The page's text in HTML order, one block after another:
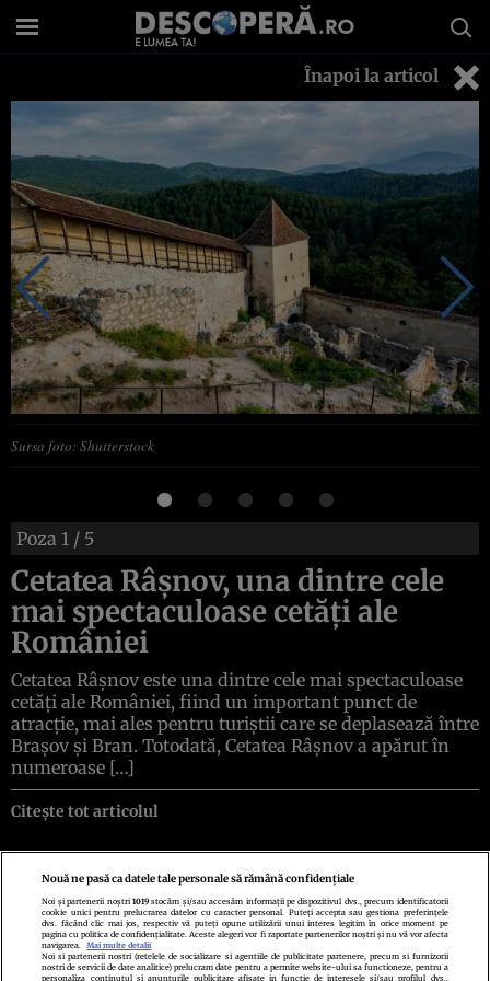
Înapoi la articol
Sursa foto: Shutterstock
Poza 1 / 5
Cetatea Râșnov, una dintre cele
mai spectaculoase cetăți ale
României
Cetatea Râșnov este una dintre cele mai spectaculoase
cetăți ale României, fiind un important punct de
atracție, mai ales pentru turiștii care se deplasează între
Brașov și Bran. Totodată, Cetatea Râșnov a apărut în
numeroase […]
Citește tot articolul
Politica de confidenţialitatePolitica de cookiesTermeni şi condiţii
Echipa redacționalăContactSetări Cookies
Nouă ne pasă ca datele tale personale să rămână confidențiale
Noi și partenerii noștri1019 stocăm și/sau accesăm informații pe dispozitivul dvs., precum identificatorii
cookie unici pentru prelucrarea datelor cu caracter personal. Puteți accepta sau gestiona preferințele
dvs. făcând clic mai jos, respectiv vă puteți opune utilizării unui interes legitim în orice moment pe
pagina cu politica de confidențialitate. Aceste alegeri vor fi raportate partenerilor noștri și nu vă vor afecta
navigarea.
Mai multe detalii
Noi si partenerii nostri (retelele de socializare si agentiile de publicitate partenere, precum si furnizorii
nostri de servicii de date analitice) prelucram date pentru a permite website-ului sa functioneze, pentru a
personaliza continutul si anunturile publicitare afisate in functie de interesele si/sau profilul dvs.,